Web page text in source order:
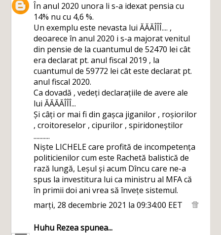
În anul 2020 unora li s-a idexat pensia cu
14% nu cu 4,6 %.
Un exemplu este nevasta lui ĂĂĂÎÎÎ.... ,
deoarece în anul 2020 i s-a majorat venitul
din pensie de la cuantumul de 52470 lei cât
era declarat pt. anul fiscal 2019 , la
cuantumul de 59772 lei cât este declarat pt.
anul fiscal 2020.
Ca dovadă , vedeți declarațiile de avere ale
lui ĂĂĂĂÎÎÎ...
Și câți or mai fi din gașca jiganilor , roșiorilor
, croitoreselor , cipurilor , spiridoneștilor
...........
Niște LICHELE care profită de incompetența
politicienilor cum este Rachetă balistică de
rază lungă, Leșul și acum Dîncu care ne-a
spus la investitura lui ca ministru al MFA că
în primii doi ani vrea să învețe sistemul.
marți, 28 decembrie 2021 la 09:34:00 EET
Huhu Rezeaspunea...